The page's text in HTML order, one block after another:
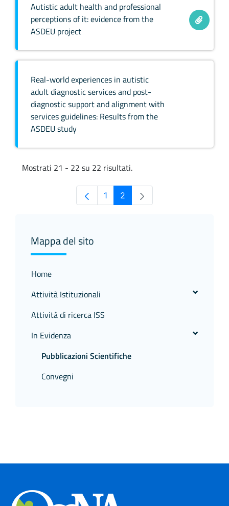
Autistic adult health and professional
perceptions of it: evidence from the
ASDEU project
Real-world experiences in autistic
adult diagnostic services and post-
diagnostic support and alignment with
services guidelines: Results from the
ASDEU study
Mostrati 21 - 22 su 22 risultati.
Pagina
1 Pagina
2
Mappa del sito
Home
Attività Istituzionali
Attività di ricerca ISS
In Evidenza
Pubblicazioni Scientifiche
Convegni